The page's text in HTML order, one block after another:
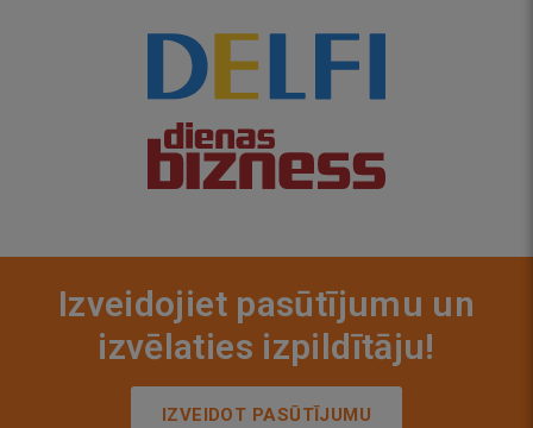
Izveidojiet pasūtījumu un
izvēlaties izpildītāju!
IZVEIDOT PASŪTĪJUMU